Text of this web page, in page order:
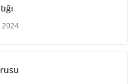
2024